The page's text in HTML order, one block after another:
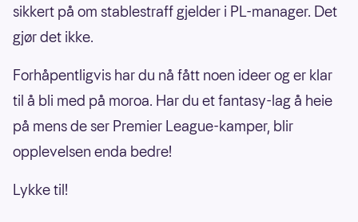
sikkert på om stablestraff gjelder i PL-manager. Det
gjør det ikke.
Forhåpentligvis har du nå fått noen ideer og er klar
til å bli med på moroa. Har du et fantasy-lag å heie
på mens de ser Premier League-kamper, blir
opplevelsen enda bedre!
Lykke til!